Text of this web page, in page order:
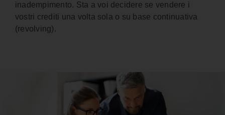
inadempimento. Sta a voi decidere se vendere i
vostri crediti una volta sola o su base continuativa
(revolving).